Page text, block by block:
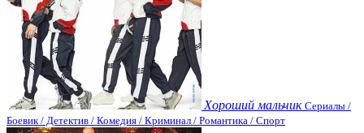
Хороший мальчик Сериалы /
Боевик / Детектив / Комедия / Криминал / Романтика / Спорт